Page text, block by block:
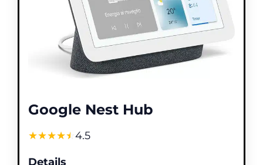
Google Nest Hub
☆☆☆☆☆
★★★★★ 4.5
Details